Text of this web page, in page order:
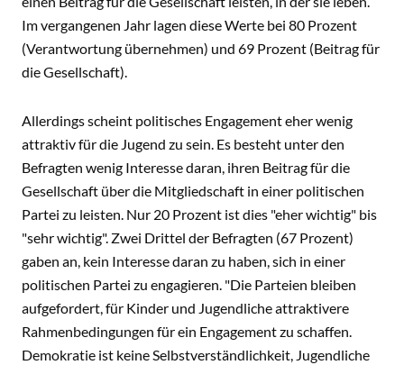
Im vergangenen Jahr lagen diese Werte bei 80 Prozent
(Verantwortung übernehmen) und 69 Prozent (Beitrag für
die Gesellschaft).
Allerdings scheint politisches Engagement eher wenig
attraktiv für die Jugend zu sein. Es besteht unter den
Befragten wenig Interesse daran, ihren Beitrag für die
Gesellschaft über die Mitgliedschaft in einer politischen
Partei zu leisten. Nur 20 Prozent ist dies "eher wichtig" bis
"sehr wichtig". Zwei Drittel der Befragten (67 Prozent)
gaben an, kein Interesse daran zu haben, sich in einer
politischen Partei zu engagieren. "Die Parteien bleiben
aufgefordert, für Kinder und Jugendliche attraktivere
Rahmenbedingungen für ein Engagement zu schaffen.
Demokratie ist keine Selbstverständlichkeit, Jugendliche